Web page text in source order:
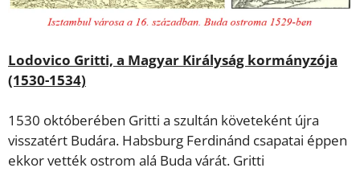
Lodovico Gritti, a Magyar Királyság kormányzója
(1530-1534)
1530 októberében Gritti a szultán követeként újra
visszatért Budára. Habsburg Ferdinánd csapatai éppen
ekkor vették ostrom alá Buda várát. Gritti